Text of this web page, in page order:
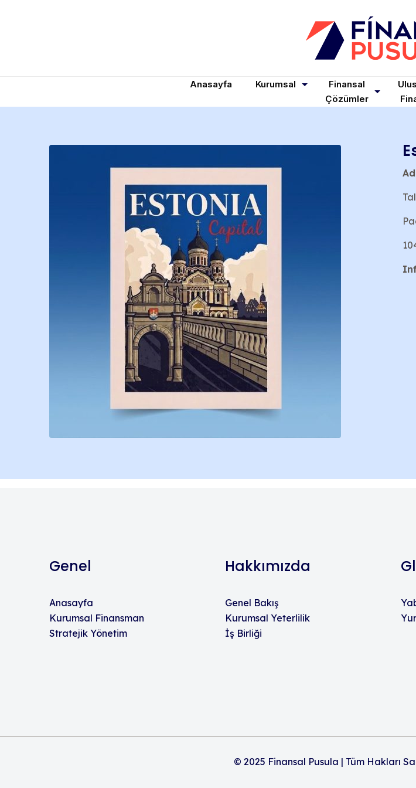
Anasayfa Kurumsal
Finansal
Çözümler
Genel
Anasayfa
Kurumsal Finansman
Stratejik Yönetim
Hakkımızda
Genel Bakış
Kurumsal Yeterlilik
İş Birliği
© 2025 Finansal Pusula | Tüm Hakları